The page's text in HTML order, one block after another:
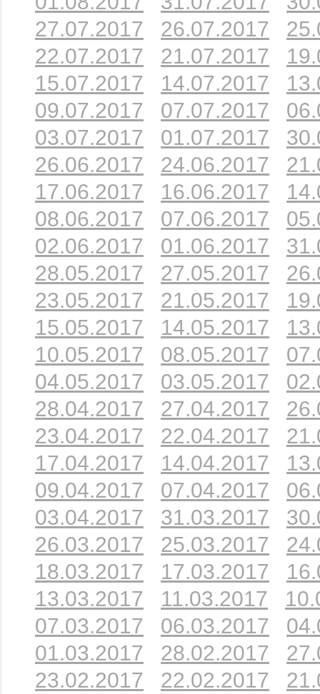
27.07.2017
26.07.2017
22.07.2017
21.07.2017
15.07.2017
14.07.2017
09.07.2017
07.07.2017
03.07.2017
01.07.2017
26.06.2017
24.06.2017
17.06.2017
16.06.2017
08.06.2017
07.06.2017
02.06.2017
01.06.2017
28.05.2017
27.05.2017
23.05.2017
21.05.2017
15.05.2017
14.05.2017
10.05.2017
08.05.2017
04.05.2017
03.05.2017
28.04.2017
27.04.2017
23.04.2017
22.04.2017
17.04.2017
14.04.2017
09.04.2017
07.04.2017
03.04.2017
31.03.2017
26.03.2017
25.03.2017
18.03.2017
17.03.2017
13.03.2017
11.03.2017
07.03.2017
06.03.2017
01.03.2017
28.02.2017
23.02.2017
22.02.2017